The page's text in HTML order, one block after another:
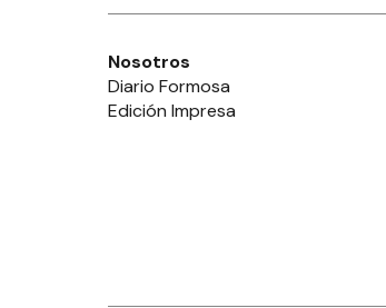
Nosotros
Diario Formosa
Edición Impresa